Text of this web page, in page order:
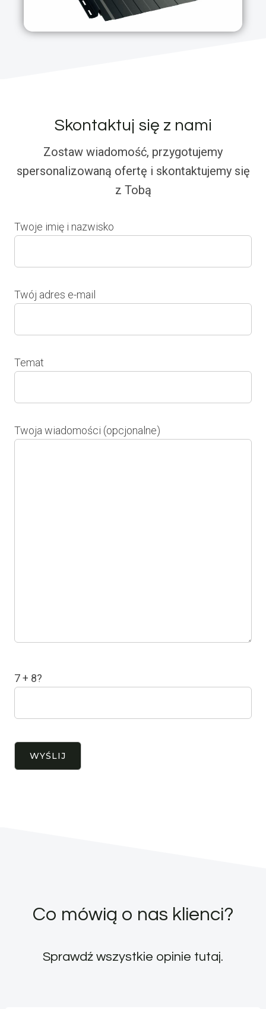
Skontaktuj się z nami
Zostaw wiadomość, przygotujemy
spersonalizowaną ofertę i skontaktujemy się
z Tobą
Twoje imię i nazwisko
Twój adres e-mail
Temat
Twoja wiadomości (opcjonalne)
7 + 8?
Co mówią o nas klienci?
Sprawdź wszystkie opinie tutaj.